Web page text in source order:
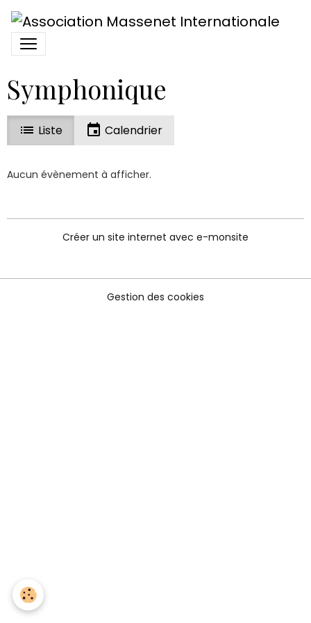
Symphonique
Liste Calendrier
Aucun évènement à afficher.
Créer un site internet avec e-monsite
Gestion des cookies